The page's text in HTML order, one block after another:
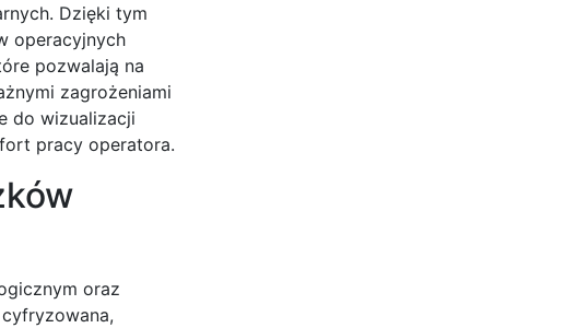
Dzięki tym
operacyjnych
pozwalają na
zagrożeniami
do wizualizacji
pracy operatora.
oraz